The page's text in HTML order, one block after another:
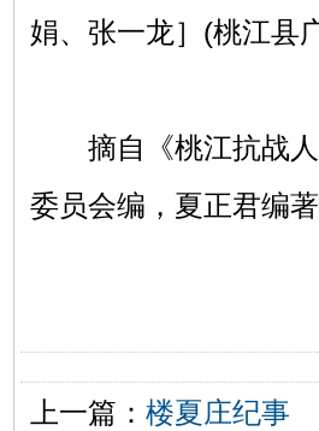
娟、张一龙］(桃江县
摘自《桃江抗战人
委员会编，夏正君编著
上一篇： 楼夏庄纪事